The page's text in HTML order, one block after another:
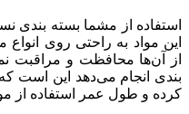
استفاده از مشما بسته بندی
این مواد به راحتی روی انواع
از آن‌ها محافظت و مراقبت
بندی انجام می‌دهد این است
کرده و طول عمر استفاده از